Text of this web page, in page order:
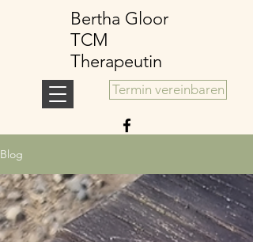
Termin vereinbaren
Bertha Gloor
TCM
Therapeutin
Blog